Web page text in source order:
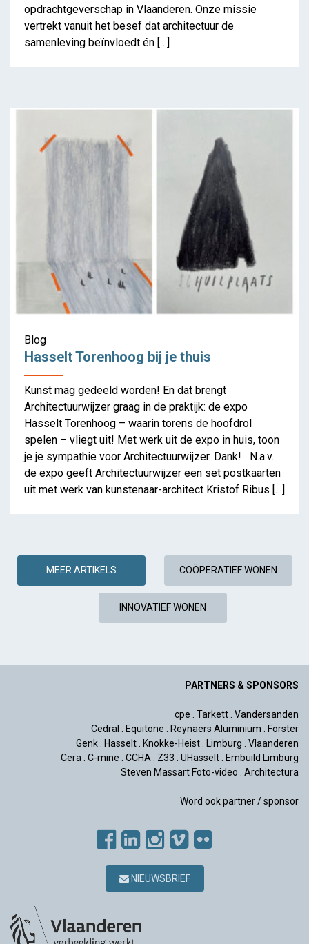
opdrachtgeverschap in Vlaanderen. Onze missie
vertrekt vanuit het besef dat architectuur de
samenleving beïnvloedt én […]
Blog
Hasselt Torenhoog bij je thuis
Kunst mag gedeeld worden! En dat brengt
Architectuurwijzer graag in de praktijk: de expo
Hasselt Torenhoog – waarin torens de hoofdrol
spelen – vliegt uit! Met werk uit de expo in huis, toon
je je sympathie voor Architectuurwijzer. Dank! N.a.v.
de expo geeft Architectuurwijzer een set postkaarten
uit met werk van kunstenaar-architect Kristof Ribus […]
MEER ARTIKELS COÖPERATIEF WONEN
INNOVATIEF WONEN
PARTNERS & SPONSORS
cpe Tarkett Vandersanden
Cedral
Equitone Reynaers Aluminium
Forster
Genk
Hasselt Knokke-Heist Limburg
Vlaanderen
Cera
C-mine CCHA Z33 UHasselt
Embuild Limburg
Steven Massart Foto-video
Architectura
Word ook partner / sponsor
NIEUWSBRIEF